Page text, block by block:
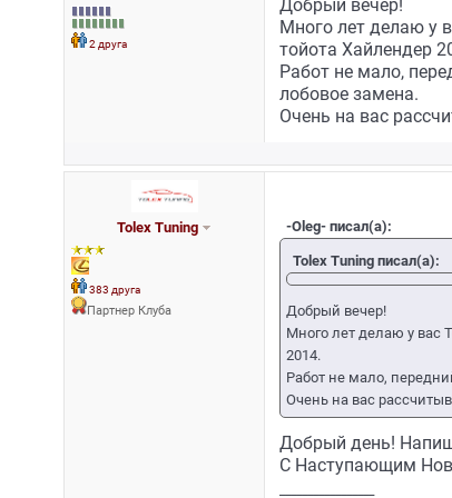
2 друга
Добрый вечер!
Много лет делаю у
тойота Хайлендер
Работ не мало,
лобовое замена.
Очень на вас
Tolex Tuning
383 друга
Партнер Клуба
-Oleg- писал(а):
Tolex Tuning писал(а):
Добрый вечер!
Много лет делаю у вас
2014.
Работ не мало,
Очень на вас
Добрый день!
С Наступающим